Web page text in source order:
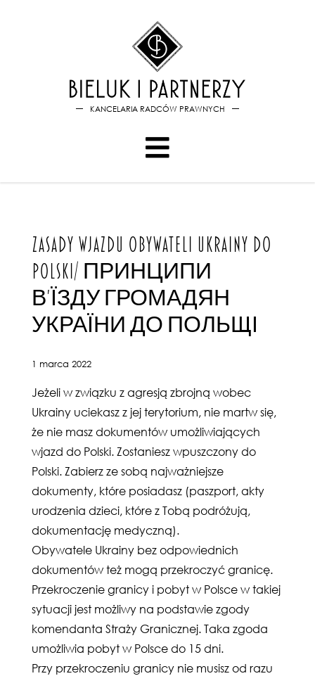
KANCELARIA RADCÓW PRAWNYCH
ZASADY WJAZDU OBYWATELI UKRAINY DO
POLSKI/ ПРИНЦИПИ
В'ЇЗДУ ГРОМАДЯН
УКРАЇНИ ДО ПОЛЬЩІ
1 marca 2022
Jeżeli w związku z agresją zbrojną wobec
Ukrainy uciekasz z jej terytorium, nie martw się,
że nie masz dokumentów umożliwiających
wjazd do Polski. Zostaniesz wpuszczony do
Polski. Zabierz ze sobą najważniejsze
dokumenty, które posiadasz (paszport, akty
urodzenia dzieci, które z Tobą podróżują,
dokumentację medyczną).
Obywatele Ukrainy bez odpowiednich
dokumentów też mogą przekroczyć granicę.
Przekroczenie granicy i pobyt w Polsce w takiej
sytuacji jest możliwy na podstawie zgody
komendanta Straży Granicznej. Taka zgoda
umożliwia pobyt w Polsce do 15 dni.
Przy przekroczeniu granicy nie musisz od razu